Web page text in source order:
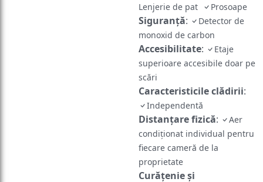
Lenjerie de pat Prosoape
Siguranță:
Detector de
monoxid de carbon
Accesibilitate:
Etaje
superioare accesibile doar pe
scări
Caracteristicile clădirii:
Independentă
Distanțare fizică:
Aer
condiționat individual pentru
fiecare cameră de la
proprietate
Curățenie și